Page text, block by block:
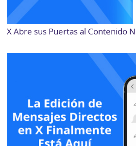
X Abre sus Puertas al Contenido